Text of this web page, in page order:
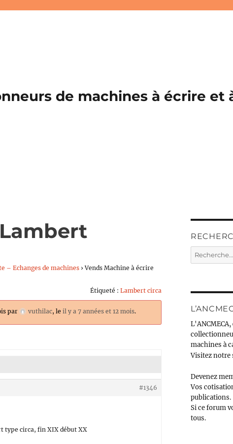
de machines à écrire et
– Echanges de machines › Vends Machine à écrire
Étiqueté : Lambert circa
par vuthilac, leil y a 7 années et 12 mois.
#1346
type circa, fin XIX début XX
Recherche
pour :
machines à
Visitez notre
Devenez
Vos
publications.
Si ce forum
tous.